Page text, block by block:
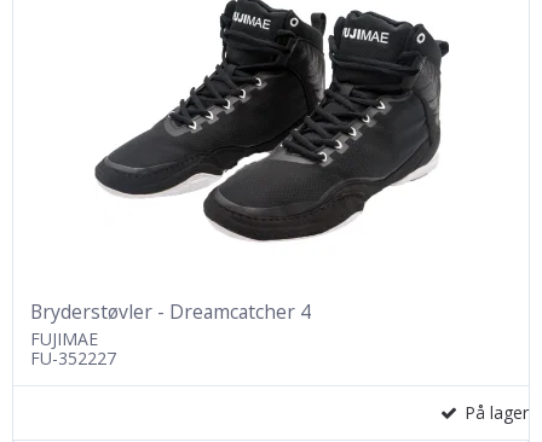
Bryderstøvler - Dreamcatcher 4
FUJIMAE
FU-352227
På lager